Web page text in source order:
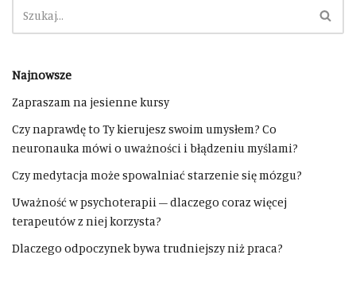
Najnowsze
Zapraszam na jesienne kursy
Czy naprawdę to Ty kierujesz swoim umysłem? Co
neuronauka mówi o uważności i błądzeniu myślami?
Czy medytacja może spowalniać starzenie się mózgu?
Uważność w psychoterapii – dlaczego coraz więcej
terapeutów z niej korzysta?
Dlaczego odpoczynek bywa trudniejszy niż praca?